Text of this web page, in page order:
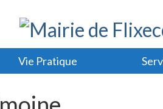
Vie Pratique